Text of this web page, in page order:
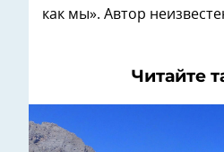
как мы». Автор
Читайте